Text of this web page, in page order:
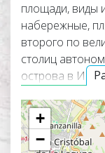
площади, виды
набережные,
второго по
столиц
острова в
природу и
Санта-Крус-
камеры
+
−